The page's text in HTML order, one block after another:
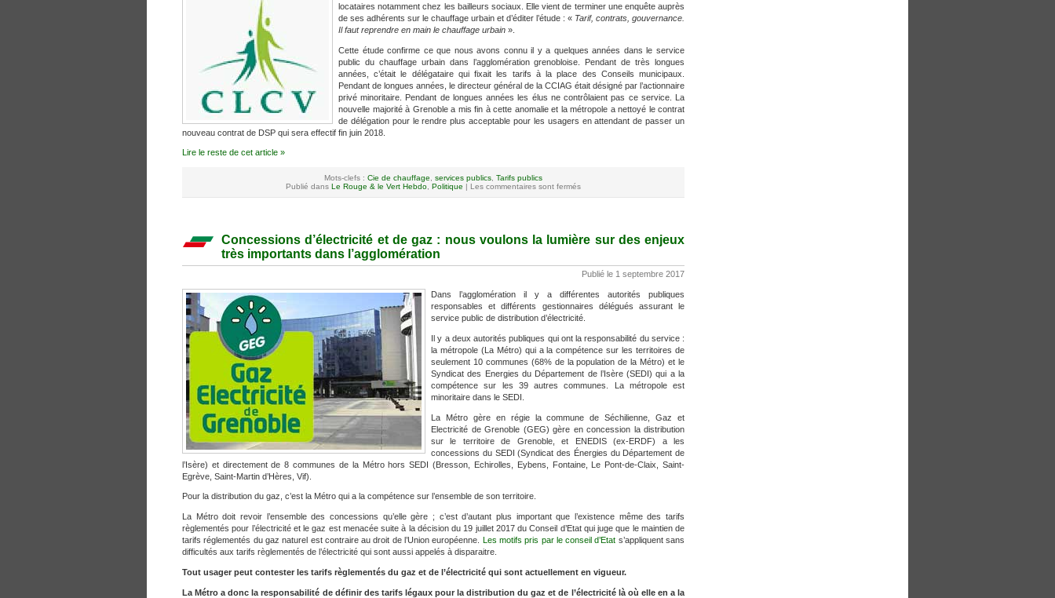
locataires notamment chez les bailleurs sociaux. Elle vient de terminer une enquête auprès
de ses adhérents sur le chauffage urbain et d’éditer l’étude : « Tarif, contrats, gouvernance.
Il faut reprendre en main le chauffage urbain ».
Cette étude confirme ce que nous avons connu il y a quelques années dans le service
public du chauffage urbain dans l’agglomération grenobloise. Pendant de très longues
années, c’était le délégataire qui fixait les tarifs à la place des Conseils municipaux.
Pendant de longues années, le directeur général de la CCIAG était désigné par l’actionnaire
privé minoritaire. Pendant de longues années les élus ne contrôlaient pas ce service. La
nouvelle majorité à Grenoble a mis fin à cette anomalie et la métropole a nettoyé le contrat
de délégation pour le rendre plus acceptable pour les usagers en attendant de passer un
nouveau contrat de DSP qui sera effectif fin juin 2018.
Lire le reste de cet article »
Mots-clefs : Cie de chauffage services publics Tarifs publics
Publié dans Le Rouge & le Vert Hebdo Politique | Les commentaires sont fermés
Concessions d’électricité et de gaz : nous voulons la lumière sur des enjeux
très importants dans l’agglomération
Publié le 1 septembre 2017
Dans l’agglomération il y a différentes autorités publiques
responsables et différents gestionnaires délégués assurant le
service public de distribution d’électricité.
Il y a deux autorités publiques qui ont la responsabilité du service :
la métropole (La Métro) qui a la compétence sur les territoires de
seulement 10 communes (68% de la population de la Métro) et le
Syndicat des Energies du Département de l’Isère (SEDI) qui a la
compétence sur les 39 autres communes. La métropole est
minoritaire dans le SEDI.
La Métro gère en régie la commune de Séchilienne, Gaz et
Electricité de Grenoble (GEG) gère en concession la distribution
sur le territoire de Grenoble, et ENEDIS (ex-ERDF) a les
concessions du SEDI (Syndicat des Énergies du Département de
l’Isère) et directement de 8 communes de la Métro hors SEDI (Bresson, Echirolles, Eybens, Fontaine, Le Pont-de-Claix, Saint-
Egrève, Saint-Martin d’Hères, Vif).
Pour la distribution du gaz, c’est la Métro qui a la compétence sur l’ensemble de son territoire.
La Métro doit revoir l’ensemble des concessions qu’elle gère ; c’est d’autant plus important que l’existence même des tarifs
règlementés pour l’électricité et le gaz est menacée suite à la décision du 19 juillet 2017 du Conseil d’Etat qui juge que le maintien de
tarifs réglementés du gaz naturel est contraire au droit de l’Union européenne. Les motifs pris par le conseil d’Etat s’appliquent sans
difficultés aux tarifs règlementés de l’électricité qui sont aussi appelés à disparaitre.
Tout usager peut contester les tarifs règlementés du gaz et de l’électricité qui sont actuellement en vigueur.
La Métro a donc la responsabilité de définir des tarifs légaux pour la distribution du gaz et de l’électricité là où elle en a la